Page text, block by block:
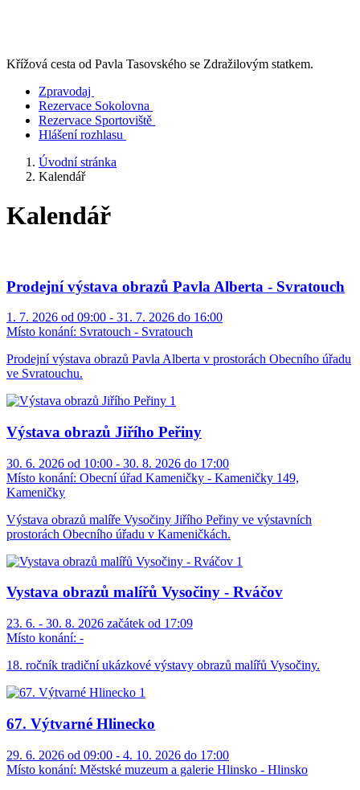
Křížová cesta od Pavla Tasovského se Zdražilovým statkem.
Zpravodaj
Rezervace Sokolovna
Rezervace Sportoviště
Hlášení rozhlasu
Úvodní stránka
Kalendář
Kalendář
Prodejní výstava obrazů Pavla Alberta - Svratouch
1. 7. 2026 od 09:00 - 31. 7. 2026 do 16:00
Místo konání: Svratouch - Svratouch
Prodejní výstava obrazů Pavla Alberta v prostorách Obecního úřadu
ve Svratouchu.
Výstava obrazů Jiřího Peřiny
30. 6. 2026 od 10:00 - 30. 8. 2026 do 17:00
Místo konání: Obecní úřad Kameničky - Kameničky 149,
Kameničky
Výstava obrazů malíře Vysočiny Jiřího Peřiny ve výstavních
prostorách Obecního úřadu v Kameničkách.
Vystava obrazů malířů Vysočiny - Rváčov
23. 6. - 30. 8. 2026 začátek od 17:09
Místo konání: -
18. ročník tradiční ukázkové výstavy obrazů malířů Vysočiny.
67. Výtvarné Hlinecko
29. 6. 2026 od 09:00 - 4. 10. 2026 do 17:00
Místo konání: Městské muzeum a galerie Hlinsko - Hlinsko